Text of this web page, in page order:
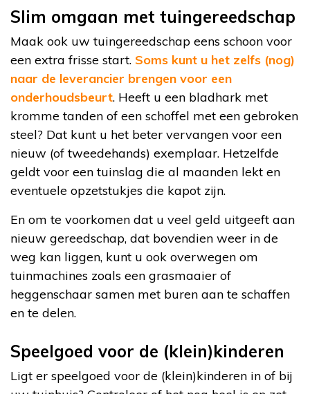
Slim omgaan met tuingereedschap
Maak ook uw tuingereedschap eens schoon voor
een extra frisse start. Soms kunt u het zelfs (nog)
naar de leverancier brengen voor een
onderhoudsbeurt. Heeft u een bladhark met
kromme tanden of een schoffel met een gebroken
steel? Dat kunt u het beter vervangen voor een
nieuw (of tweedehands) exemplaar. Hetzelfde
geldt voor een tuinslag die al maanden lekt en
eventuele opzetstukjes die kapot zijn.
En om te voorkomen dat u veel geld uitgeeft aan
nieuw gereedschap, dat bovendien weer in de
weg kan liggen, kunt u ook overwegen om
tuinmachines zoals een grasmaaier of
heggenschaar samen met buren aan te schaffen
en te delen.
Speelgoed voor de (klein)kinderen
Ligt er speelgoed voor de (klein)kinderen in of bij